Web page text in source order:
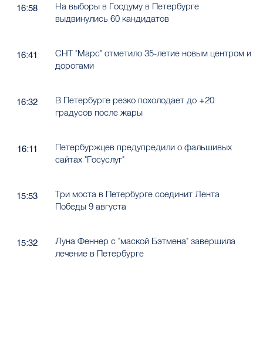
16:58
На выборы в Госдуму в Петербурге
выдвинулись 60 кандидатов
16:41
СНТ "Марс" отметило 35-летие новым центром и
дорогами
16:32
В Петербурге резко похолодает до +20
градусов после жары
16:11
Петербуржцев предупредили о фальшивых
сайтах "Госуслуг"
15:53
Три моста в Петербурге соединит Лента
Победы 9 августа
15:32
Луна Феннер с "маской Бэтмена" завершила
лечение в Петербурге